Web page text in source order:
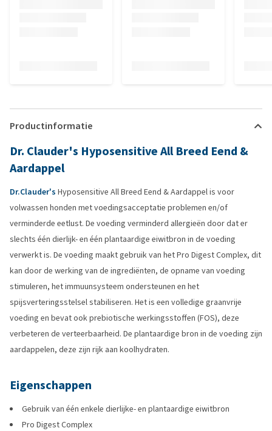
Productinformatie
Dr. Clauder's Hyposensitive All Breed Eend &
Aardappel
Dr.Clauder's Hyposensitive All Breed Eend & Aardappel is voor
volwassen honden met voedingsacceptatie problemen en/of
verminderde eetlust. De voeding verminderd allergieën door dat er
slechts één dierlijk- en één plantaardige eiwitbron in de voeding
verwerkt is. De voeding maakt gebruik van het Pro Digest Complex, dit
kan door de werking van de ingrediënten, de opname van voeding
stimuleren, het immuunsysteem ondersteunen en het
spijsverteringsstelsel stabiliseren. Het is een volledige graanvrije
voeding en bevat ook prebiotische werkingsstoffen (FOS), deze
verbeteren de verteerbaarheid. De plantaardige bron in de voeding zijn
aardappelen, deze zijn rijk aan koolhydraten.
Eigenschappen
Gebruik van één enkele dierlijke- en plantaardige eiwitbron
Pro Digest Complex